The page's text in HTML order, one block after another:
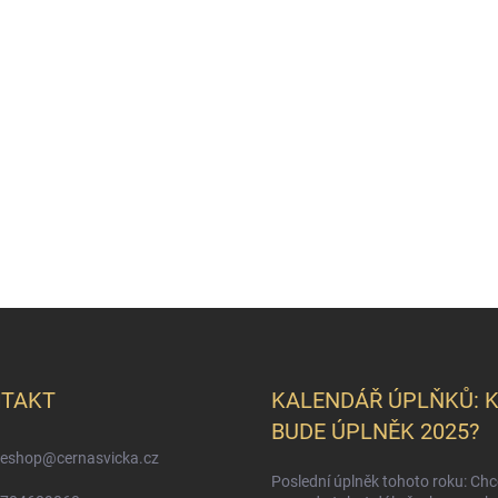
eshop@cernasvicka.cz
KALENDÁŘ ÚPLŇKŮ:
BUDE ÚPLNĚK 2025?
Poslední úplněk tohoto roku: